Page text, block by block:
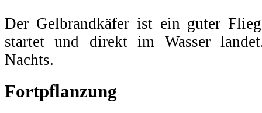
Der Gelbrandkäfer ist ein guter
startet und direkt im Wasser
Nachts.
Fortpflanzung